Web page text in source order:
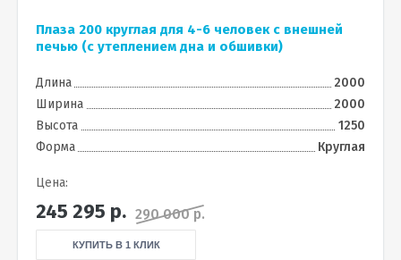
Плаза 200 круглая для 4-6 человек с внешней
печью (с утеплением дна и обшивки)
Длина
2000
Ширина
2000
Высота
1250
Форма
Круглая
Цена:
245 295 р. 290 000 р.
КУПИТЬ В 1 КЛИК